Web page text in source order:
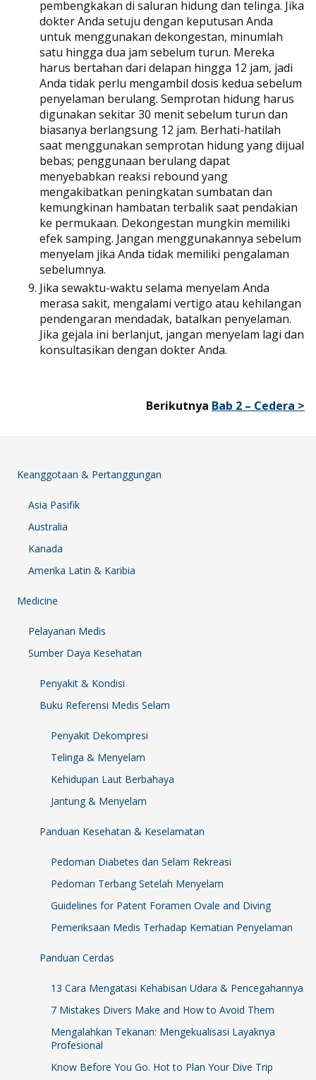
pembengkakan di saluran hidung dan telinga. Jika
dokter Anda setuju dengan keputusan Anda
untuk menggunakan dekongestan, minumlah
satu hingga dua jam sebelum turun. Mereka
harus bertahan dari delapan hingga 12 jam, jadi
Anda tidak perlu mengambil dosis kedua sebelum
penyelaman berulang. Semprotan hidung harus
digunakan sekitar 30 menit sebelum turun dan
biasanya berlangsung 12 jam. Berhati-hatilah
saat menggunakan semprotan hidung yang dijual
bebas; penggunaan berulang dapat
menyebabkan reaksi rebound yang
mengakibatkan peningkatan sumbatan dan
kemungkinan hambatan terbalik saat pendakian
ke permukaan. Dekongestan mungkin memiliki
efek samping. Jangan menggunakannya sebelum
menyelam jika Anda tidak memiliki pengalaman
sebelumnya.
Jika sewaktu-waktu selama menyelam Anda
merasa sakit, mengalami vertigo atau kehilangan
pendengaran mendadak, batalkan penyelaman.
Jika gejala ini berlanjut, jangan menyelam lagi dan
konsultasikan dengan dokter Anda.
Berikutnya Bab 2 – Cedera >
Keanggotaan & Pertanggungan
Asia Pasifik
Australia
Kanada
Amerika Latin & Karibia
Medicine
Pelayanan Medis
Sumber Daya Kesehatan
Penyakit & Kondisi
Buku Referensi Medis Selam
Penyakit Dekompresi
Telinga & Menyelam
Kehidupan Laut Berbahaya
Jantung & Menyelam
Panduan Kesehatan & Keselamatan
Pedoman Diabetes dan Selam Rekreasi
Pedoman Terbang Setelah Menyelam
Guidelines for Patent Foramen Ovale and Diving
Pemeriksaan Medis Terhadap Kematian Penyelaman
Panduan Cerdas
13 Cara Mengatasi Kehabisan Udara & Pencegahannya
7 Mistakes Divers Make and How to Avoid Them
Mengalahkan Tekanan: Mengekualisasi Layaknya
Profesional
Know Before You Go. Hot to Plan Your Dive Trip